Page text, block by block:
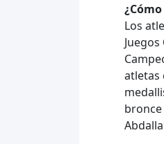
Los
atletas